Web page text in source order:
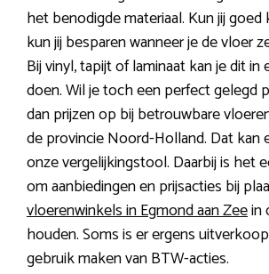
het benodigde materiaal. Kun jij goed
kun jij besparen wanneer je de vloer
Bij vinyl, tapijt of laminaat kan je dit in
doen. Wil je toch een perfect gelegd
dan prijzen op bij betrouwbare
de provincie Noord-Holland. Dat kan
onze vergelijkingstool. Daarbij is het
om aanbiedingen en prijsacties bij
vloerenwinkels in Egmond aan Zeein
houden. Soms is er ergens
gebruik maken van BTW-acties.